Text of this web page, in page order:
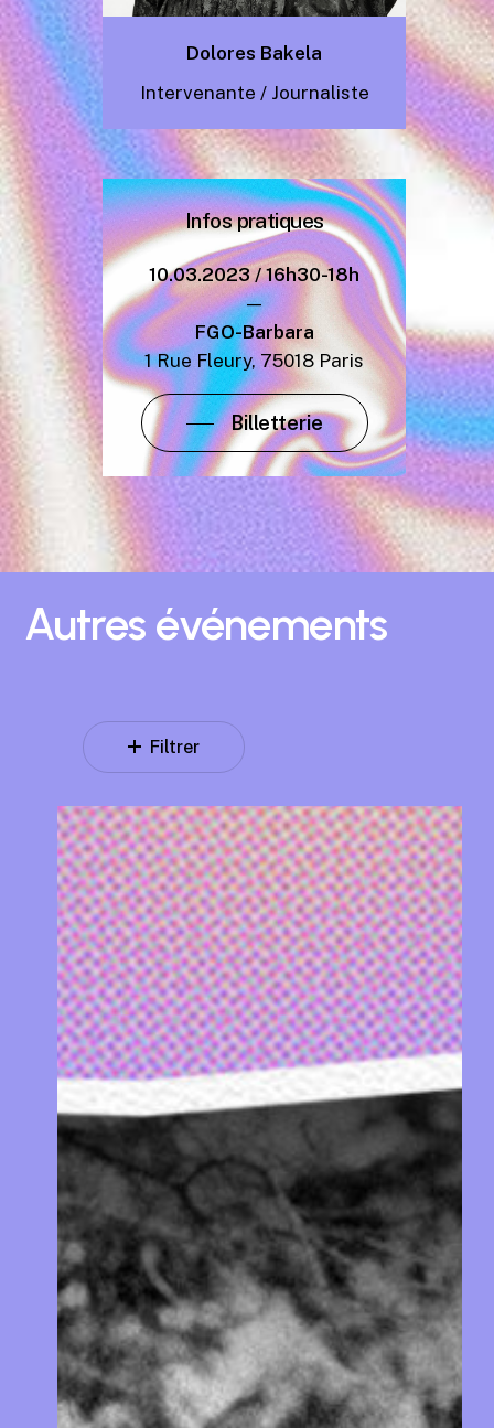
Dolores Bakela
Intervenante / Journaliste
Infos pratiques
10.03.2023 / 16h30-18h
—
FGO-Barbara
1 Rue Fleury, 75018 Paris
Billetterie
Autres événements
Filtrer